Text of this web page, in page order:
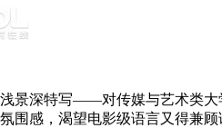
景深特写——对传媒与艺术类大
围感，渴望电影级语言又得兼